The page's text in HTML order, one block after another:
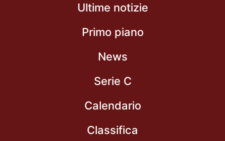
Ultime notizie
Primo piano
News
Serie C
Calendario
Classifica